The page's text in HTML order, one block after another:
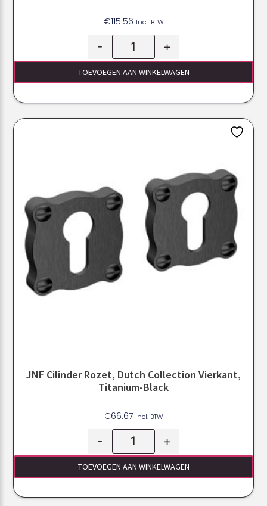
€115.56 Incl. BTW
- +
TOEVOEGEN AAN WINKELWAGEN
JNF Cilinder Rozet, Dutch Collection Vierkant,
Titanium-Black
€66.67 Incl. BTW
- +
TOEVOEGEN AAN WINKELWAGEN